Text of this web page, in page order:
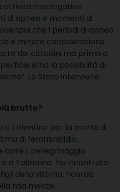
attività investigative
di apnea e momenti di
che i periodi di apnea
e minore considerazione
dei cittadini ma prima o
si ha la possibilità di
Lo Stato interviene
brutto?
a Tolentino per la morte di
di femminicidio.
apre il pellegrinaggio
a Tolentino ho incontrato
della vittima, ricordo
mia mente.